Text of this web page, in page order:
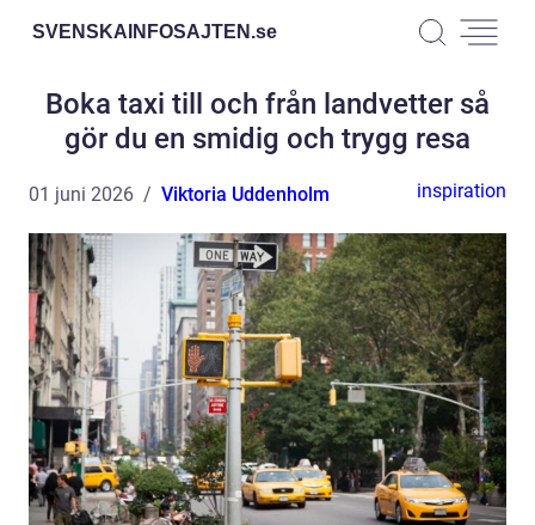
SVENSKAINFOSAJTEN.se
Boka taxi till och från landvetter så
gör du en smidig och trygg resa
01 juni 2026 Viktoria Uddenholm inspiration